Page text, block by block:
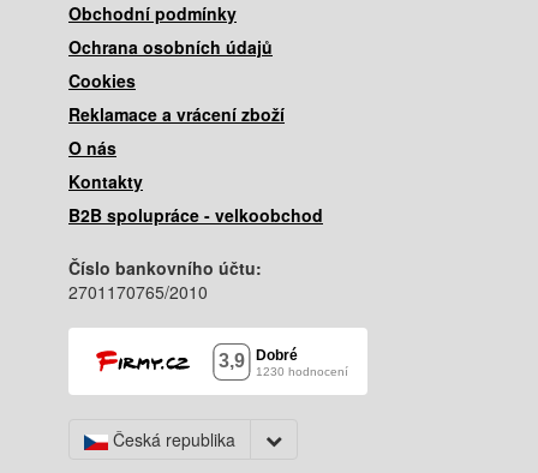
Obchodní podmínky
Ochrana osobních údajů
Cookies
Reklamace a vrácení zboží
O nás
Kontakty
B2B spolupráce - velkoobchod
Číslo bankovního účtu:
2701170765/2010
Česká republika